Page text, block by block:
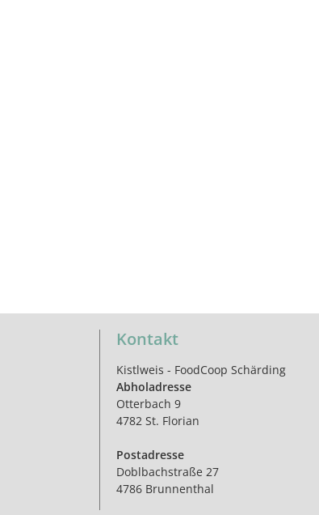
Kontakt
Kistlweis - FoodCoop Schärding
Abholadresse
Otterbach 9
4782 St. Florian
Postadresse
Doblbachstraße 27
4786 Brunnenthal